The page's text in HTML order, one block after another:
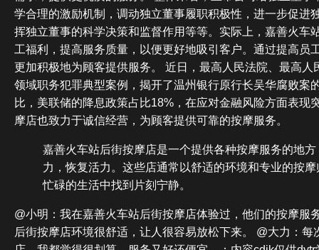
学合理的激励机制，调动独立董事履职积极性，进一步促进
挥独立董事的科学决策和监督作用等等。实际上，嘉善火车
工福利，提高服务质量，以便更好地吸引客户。通过提高员
更加积极地为顾客提供服务。 近日，最高人民法院、最高人
领域职务犯罪典型案例，揭开了温州银行原行长吴华腐败案
比，美联储的降息政策占比18%，在应对金融风险方面表现
摩店也致力于诚信经营，为顾客提供可靠的按摩服务。
嘉善火车站后街按摩店是一个提供各种按摩服务的地
力，恢复活力。这些店通常以舒适的环境和专业的按
忙碌的生活中找到片刻宁静。
@小明：我在嘉善火车站后街按摩店体验过，他们的按摩服
后街按摩店环境很舒适，让人很容易放松下来。 @大力：每